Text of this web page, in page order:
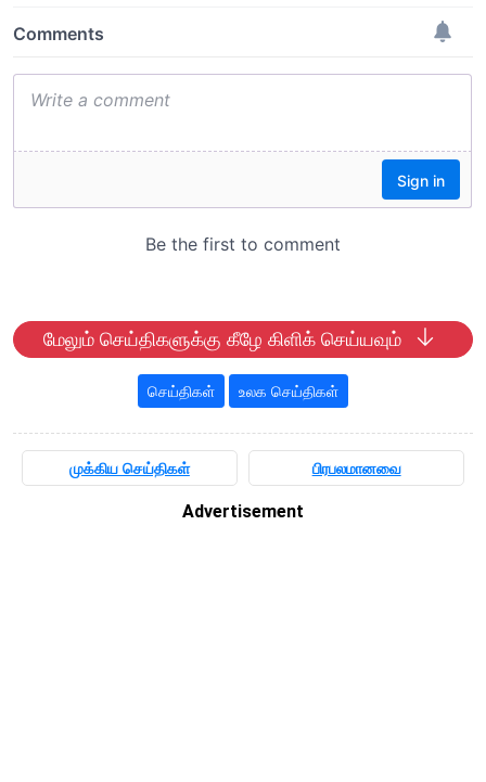
மேலும் செய்திகளுக்கு கீழே கிளிக் செய்யவும்
செய்திகள் உலக செய்திகள்
முக்கிய செய்திகள் பிரபலமானவை
Advertisement